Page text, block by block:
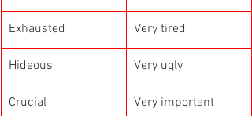
Exhausted Very tired
Hideous Very ugly
Crucial Very important